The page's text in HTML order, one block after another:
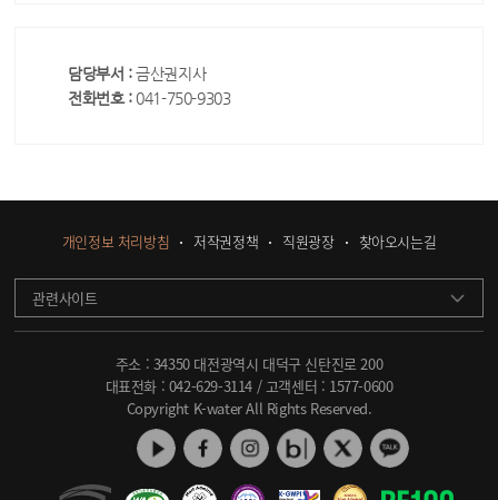
담당부서 :금산권지사
전화번호 : 041-750-9303
개인정보 처리방침 저작권정책 직원광장 찾아오시는길
관련사이트
주소 : 34350 대전광역시 대덕구 신탄진로 200
대표전화 : 042-629-3114 / 고객센터 : 1577-0600
Copyright K-water All Rights Reserved.